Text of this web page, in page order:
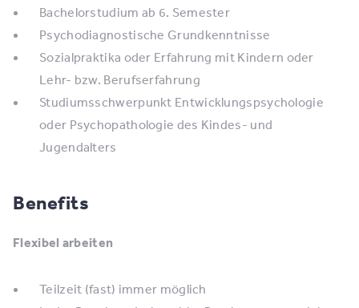
Bachelorstudium ab 6. Semester
Psychodiagnostische Grundkenntnisse
Sozialpraktika oder Erfahrung mit Kindern oder
Lehr- bzw. Berufserfahrung
Studiumsschwerpunkt Entwicklungspsychologie
oder Psychopathologie des Kindes- und
Jugendalters
Benefits
Flexibel arbeiten
Teilzeit (fast) immer möglich